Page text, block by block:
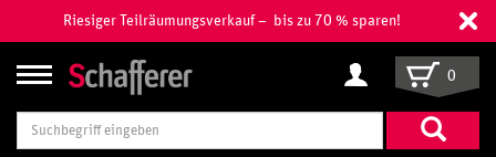
Riesiger Teilräumungsverkauf – bis zu 70 % sparen!
Suchbegriff
eingeben
0